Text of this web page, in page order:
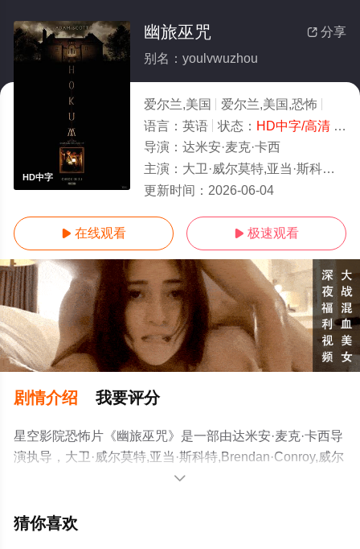
HD中字
 分享
幽旅巫咒
别名：youlvwuzhou
爱尔兰,美国 爱尔兰,美国,恐怖
语言： 英语 状态： HD中字/高清- 免费在线观看
导演： 达米安·麦克·卡西
主演： 大卫·威尔莫特,亚当·斯科特,Brendan·Conroy,威尔·奥康纳,奥斯丁·阿梅里奥,彼得·库南,迈克尔
更新时间： 2026-06-04
 在线观看  极速观看
剧情介绍 我要评分
星空影院恐怖片《幽旅巫咒》是一部由达米安·麦克·卡西导
演执导，大卫·威尔莫特,亚当·斯科特,Brendan·Conroy,威尔
·奥康纳,奥斯丁·阿梅里奥,彼得·库南,迈克尔·帕特里克,弗洛
什,Sioux·Carroll,Ezra·Carlisle,Siox·C,Mallory·Adams等明

猜你喜欢